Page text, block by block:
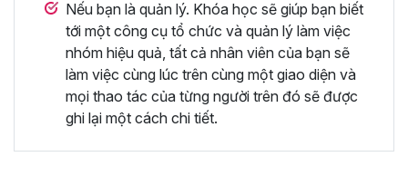
Nếu bạn là quản lý. Khóa học sẽ giúp bạn biết
tới một công cụ tổ chức và quản lý làm việc
nhóm hiệu quả, tất cả nhân viên của bạn sẽ
làm việc cùng lúc trên cùng một giao diện và
mọi thao tác của từng người trên đó sẽ được
ghi lại một cách chi tiết.